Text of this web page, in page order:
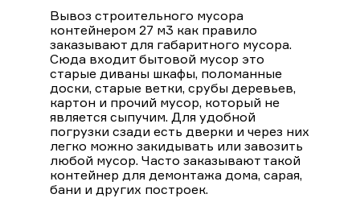
Вывоз строительного мусора
контейнером 27 м3 как правило
заказывают для габаритного мусора.
Сюда входит бытовой мусор это
старые диваны шкафы, поломанные
доски, старые ветки, срубы деревьев,
картон и прочий мусор, который не
является сыпучим. Для удобной
погрузки сзади есть дверки и через них
легко можно закидывать или завозить
любой мусор. Часто заказывают такой
контейнер для демонтажа дома, сарая,
бани и других построек.